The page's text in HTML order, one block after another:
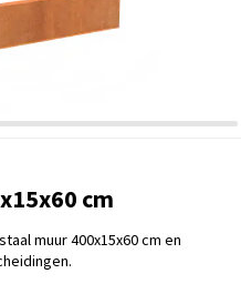
cm
muur 400x15x60 cm en